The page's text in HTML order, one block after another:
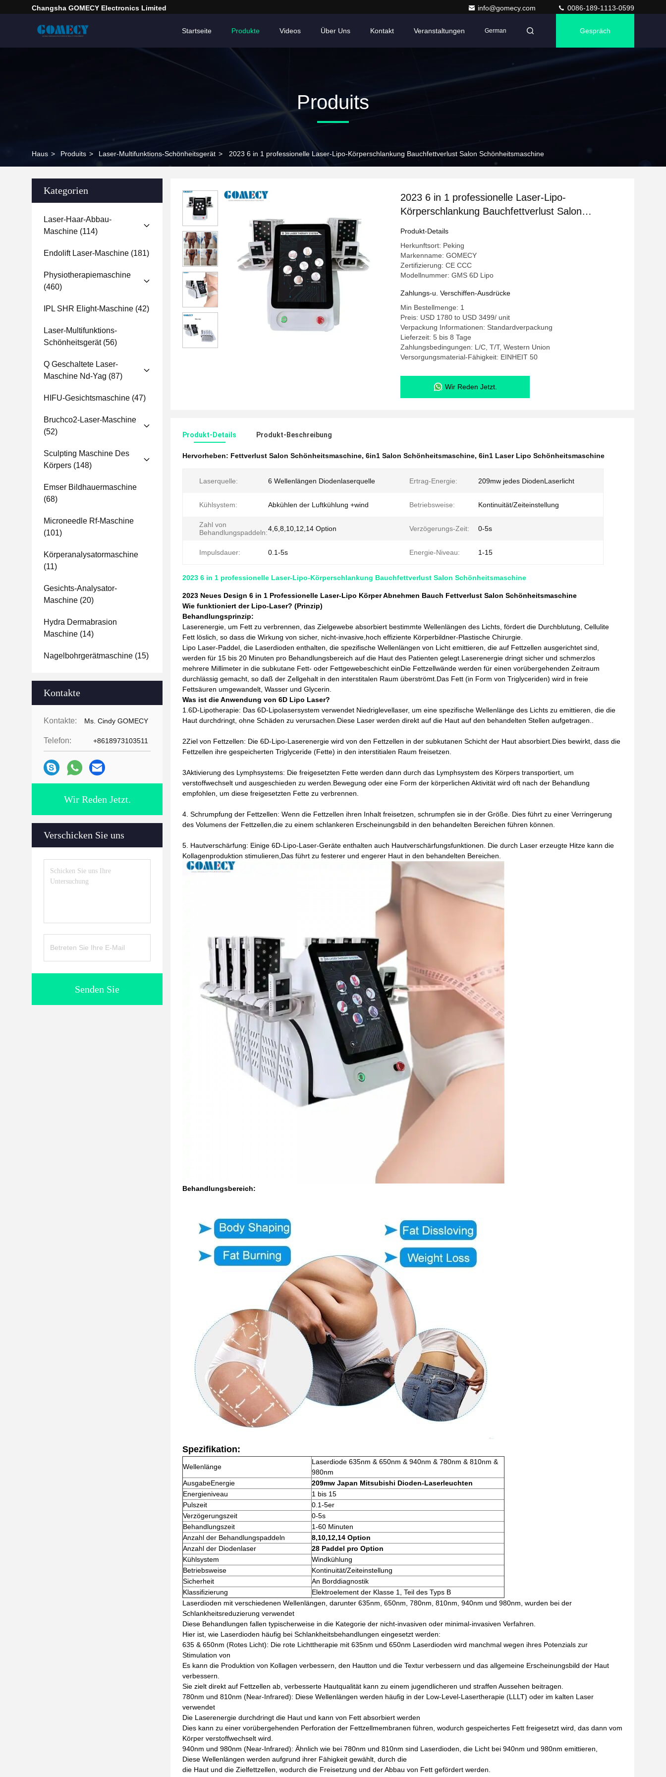
Changsha GOMECY Electronics Limited info@gomecy.com 0086-189-1113-0599
Startseite Produkte Videos Über Uns Kontakt Veranstaltungen German Gespräch
Produits
Haus > Produits > Laser-Multifunktions-Schönheitsgerät > 2023 6 in 1 professionelle Laser-Lipo-Körperschlankung Bauchfettverlust Salon Schönheitsmaschine
Kategorien
Laser-Haar-Abbau-
Maschine (114)
Endolift Laser-Maschine (181)
Physiotherapiemaschine
(460)
IPL SHR Elight-Maschine (42)
Laser-Multifunktions-
Schönheitsgerät(56)
Q Geschaltete Laser-
Maschine Nd-Yag (87)
HIFU-Gesichtsmaschine (47)
Bruchco2-Laser-Maschine
(52)
Sculpting Maschine Des
Körpers (148)
Emser Bildhauermaschine
(68)
Microneedle Rf-Maschine
(101)
Körperanalysatormaschine
(11)
Gesichts-Analysator-
Maschine (20)
Hydra Dermabrasion
Maschine (14)
Nagelbohrgerätmaschine (15)
Kontakte
Kontakte: Ms. Cindy GOMECY
Telefon: +8618973103511
Wir Reden Jetzt.
Verschicken Sie uns
Senden Sie
2023 6 in 1 professionelle Laser-Lipo-
Körperschlankung Bauchfettverlust Salon
Produkt-Details
Herkunftsort: Peking
Markenname: GOMECY
Zertifizierung: CE CCC
Modellnummer: GMS 6D Lipo
Zahlungs-u. Verschiffen-Ausdrücke
Min Bestellmenge: 1
Preis: USD 1780 to USD 3499/ unit
Verpackung Informationen: Standardverpackung
Lieferzeit: 5 bis 8 Tage
Zahlungsbedingungen: L/C, T/T, Western Union
Versorgungsmaterial-Fähigkeit: EINHEIT 50
Wir Reden Jetzt.
Produkt-Details Produkt-Beschreibung
Hervorheben: Fettverlust Salon Schönheitsmaschine, 6in1 Salon Schönheitsmaschine, 6in1 Laser Lipo Schönheitsmaschine
Laserquelle: 6 Wellenlängen Diodenlaserquelle Ertrag-Energie: 209mw jedes DiodenLaserlicht
Kühlsystem: Abkühlen der Luftkühlung +wind Betriebsweise: Kontinuität/Zeiteinstellung
Zahl von
Behandlungspaddeln:4,6,8,10,12,14 Option Verzögerungs-Zeit: 0-5s
Impulsdauer: 0.1-5s Energie-Niveau: 1-15
2023 6 in 1 professionelle Laser-Lipo-Körperschlankung Bauchfettverlust Salon Schönheitsmaschine
2023 Neues Design 6 in 1 Professionelle Laser-Lipo Körper Abnehmen Bauch Fettverlust Salon Schönheitsmaschine
Wie funktioniert der Lipo-Laser? (Prinzip)
Behandlungsprinzip:
Laserenergie, um Fett zu verbrennen, das Zielgewebe absorbiert bestimmte Wellenlängen des Lichts, fördert die Durchblutung, Cellulite
Fett löslich, so dass die Wirkung von sicher, nicht-invasive,hoch effiziente Körperbildner-Plastische Chirurgie.
Lipo Laser-Paddel, die Laserdioden enthalten, die spezifische Wellenlängen von Licht emittieren, die auf Fettzellen ausgerichtet sind,
werden für 15 bis 20 Minuten pro Behandlungsbereich auf die Haut des Patienten gelegt.Laserenergie dringt sicher und schmerzlos
mehrere Millimeter in die subkutane Fett- oder Fettgewebeschicht einDie Fettzellwände werden für einen vorübergehenden Zeitraum
durchlässig gemacht, so daß der Zellgehalt in den interstitalen Raum überströmt.Das Fett (in Form von Triglyceriden) wird in freie
Fettsäuren umgewandelt, Wasser und Glycerin.
Was ist die Anwendung von 6D Lipo Laser?
1.6D-Lipotherapie: Das 6D-Lipolasersystem verwendet Niedriglevellaser, um eine spezifische Wellenlänge des Lichts zu emittieren, die die
Haut durchdringt, ohne Schäden zu verursachen.Diese Laser werden direkt auf die Haut auf den behandelten Stellen aufgetragen..
2Ziel von Fettzellen: Die 6D-Lipo-Laserenergie wird von den Fettzellen in der subkutanen Schicht der Haut absorbiert.Dies bewirkt, dass die
Fettzellen ihre gespeicherten Triglyceride (Fette) in den interstitialen Raum freisetzen.
3Aktivierung des Lymphsystems: Die freigesetzten Fette werden dann durch das Lymphsystem des Körpers transportiert, um
verstoffwechselt und ausgeschieden zu werden.Bewegung oder eine Form der körperlichen Aktivität wird oft nach der Behandlung
empfohlen, um diese freigesetzten Fette zu verbrennen.
4. Schrumpfung der Fettzellen: Wenn die Fettzellen ihren Inhalt freisetzen, schrumpfen sie in der Größe. Dies führt zu einer Verringerung
des Volumens der Fettzellen,die zu einem schlankeren Erscheinungsbild in den behandelten Bereichen führen können.
5. Hautverschärfung: Einige 6D-Lipo-Laser-Geräte enthalten auch Hautverschärfungsfunktionen. Die durch Laser erzeugte Hitze kann die
Kollagenproduktion stimulieren,Das führt zu festerer und engerer Haut in den behandelten Bereichen.
Behandlungsbereich:
Spezifikation:
Wellenlänge
Laserdiode 635nm & 650nm & 940nm & 780nm & 810nm &
980nm
AusgabeEnergie
209mw Japan Mitsubishi Dioden-Laserleuchten
Energieniveau
1 bis 15
Pulszeit
0.1-5er
Verzögerungszeit
0-5s
Behandlungszeit
1-60 Minuten
Anzahl der Behandlungspaddeln
8,10,12,14 Option
Anzahl der Diodenlaser
28 Paddel pro Option
Kühlsystem
Windkühlung
Betriebsweise
Kontinuität/Zeiteinstellung
Sicherheit
An Borddiagnostik
Klassifizierung
Elektroelement der Klasse 1, Teil des Typs B
Laserdioden mit verschiedenen Wellenlängen, darunter 635nm, 650nm, 780nm, 810nm, 940nm und 980nm, wurden bei der
Schlankheitsreduzierung verwendet
Diese Behandlungen fallen typischerweise in die Kategorie der nicht-invasiven oder minimal-invasiven Verfahren.
Hier ist, wie Laserdioden häufig bei Schlankheitsbehandlungen eingesetzt werden:
635 & 650nm (Rotes Licht): Die rote Lichttherapie mit 635nm und 650nm Laserdioden wird manchmal wegen ihres Potenzials zur
Stimulation von
Es kann die Produktion von Kollagen verbessern, den Hautton und die Textur verbessern und das allgemeine Erscheinungsbild der Haut
verbessern.
Sie zielt direkt auf Fettzellen ab, verbesserte Hautqualität kann zu einem jugendlicheren und straffen Aussehen beitragen.
780nm und 810nm (Near-Infrared): Diese Wellenlängen werden häufig in der Low-Level-Lasertherapie (LLLT) oder im kalten Laser
verwendet
Die Laserenergie durchdringt die Haut und kann von Fett absorbiert werden
Dies kann zu einer vorübergehenden Perforation der Fettzellmembranen führen, wodurch gespeichertes Fett freigesetzt wird, das dann vom
Körper verstoffwechselt wird.
940nm und 980nm (Near-Infrared): Ähnlich wie bei 780nm und 810nm sind Laserdioden, die Licht bei 940nm und 980nm emittieren,
Diese Wellenlängen werden aufgrund ihrer Fähigkeit gewählt, durch die
die Haut und die Zielfettzellen, wodurch die Freisetzung und der Abbau von Fett gefördert werden.